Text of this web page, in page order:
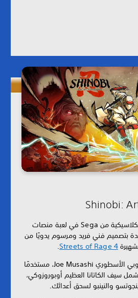
Shinobi:
تعود سلسلة Shinobi الكلاسيكية من Sega في لعبة منصات
بتصميم فني فريد ومرسوم يدويًا من
Streets of Rage 4
.
تقمص شخصية الشينوبي الأسطوري Joe Musashi، مستخدمًا
سيف الكاتانا العظيم أوبوروزوكي،
والنينبو لسحق أعدائك.